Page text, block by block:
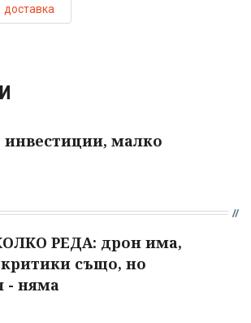
доставка
малко
РЕДА: дрон има,
също, но
- няма